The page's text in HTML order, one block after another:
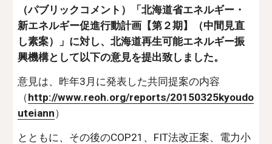
（パブリックコメント）「北海道省エネルギー・
新エネルギー促進行動計画【第２期】（中間見直
し素案）」に対し、北海道再生可能エネルギー振
興機構として以下の意見を提出致しました。
意見は、昨年3月に発表した共同提案の内容
（http://www.reoh.org/reports/20150325kyoudo
uteiann）
とともに、その後のCOP21、FIT法改正案、電力小